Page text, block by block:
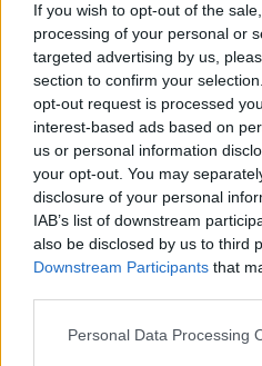
If you wish to opt-out of the
processing of your personal or
targeted advertising by us,
section to confirm your
opt-out request is processed
interest-based ads based on
us or personal information
your opt-out. You may
disclosure of your personal
IAB’s list of downstream
also be disclosed by us to third
Downstream Participants that
Personal Data Processing
Zpravodajství
Zpravodajství
Středočeský
Obce nově
vzniku odpadu